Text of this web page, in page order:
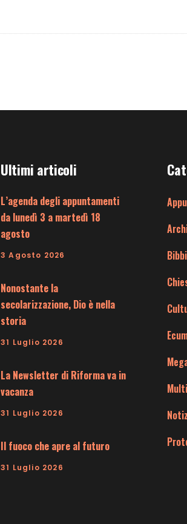
Ultimi articoli
L’agenda degli appuntamenti
da lunedì 3 a martedì 18
agosto
3 Agosto 2026
Nonostante la
secolarizzazione, Dio è nella
storia
31 Luglio 2026
La Newsletter di Riforma va in
vacanza
31 Luglio 2026
Il fuoco che apre al futuro
31 Luglio 2026